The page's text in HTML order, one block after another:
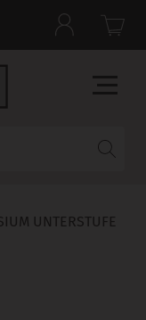
UNTERSTUFE